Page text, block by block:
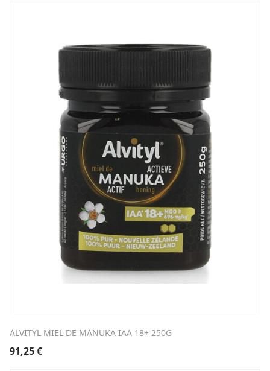
ALVITYL MIEL DE MANUKA IAA 18+ 250G
91,25€